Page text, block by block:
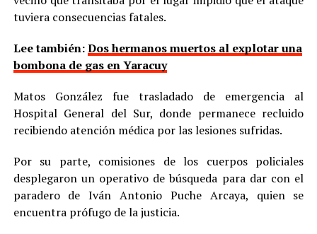
tuviera consecuencias fatales.
Lee también:Dos hermanos muertos al explotar una
bombona de gas en Yaracuy
Matos González fue trasladado de emergencia al
Hospital General del Sur, donde permanece recluido
recibiendo atención médica por las lesiones sufridas.
Por su parte, comisiones de los cuerpos policiales
desplegaron un operativo de búsqueda para dar con el
paradero de Iván Antonio Puche Arcaya, quien se
encuentra prófugo de la justicia.